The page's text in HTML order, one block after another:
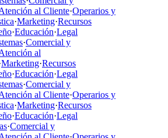
al Cliente·Operarios y
·Marketing·Recursos
·Educación·Legal
·Comercial y
al
Marketing·Recursos
·Educación·Legal
·Comercial y
al Cliente·Operarios y
·Marketing·Recursos
·Educación·Legal
·Comercial y